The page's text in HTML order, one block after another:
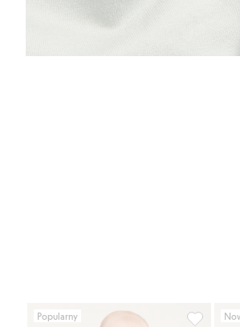
Popularny